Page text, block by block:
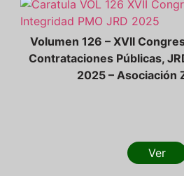
Volumen 126 – XVII
Contrataciones Públicas,
2025 – Asociación
Ver